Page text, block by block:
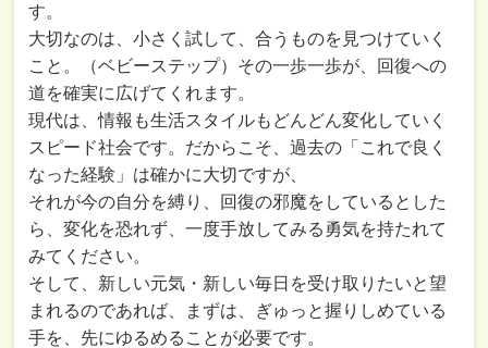
す。
大切なのは、小さく試して、合うものを見つけていく
こと。（ベビーステップ）その一歩一歩が、回復への
道を確実に広げてくれます。
現代は、情報も生活スタイルもどんどん変化していく
スピード社会です。だからこそ、過去の「これで良く
なった経験」は確かに大切ですが、
それが今の自分を縛り、回復の邪魔をしているとした
ら、変化を恐れず、一度手放してみる勇気を持たれて
みてください。
そして、新しい元気・新しい毎日を受け取りたいと望
まれるのであれば、まずは、ぎゅっと握りしめている
手を、先にゆるめることが必要です。